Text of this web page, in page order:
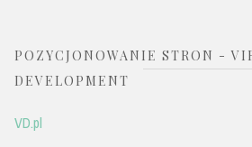
POZYCJONOWANIE STRON -
DEVELOPMENT
VD.pl